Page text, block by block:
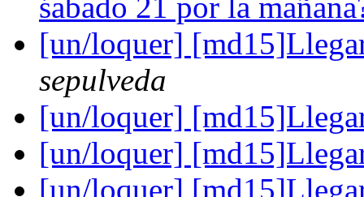
śabado 21 por la
[un/loquer]
sepulveda
[un/loquer]
[un/loquer]
[un/loquer]